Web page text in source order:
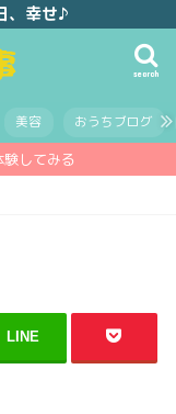
、幸せ♪
search
美容 おうちブログ
してみる
LINE